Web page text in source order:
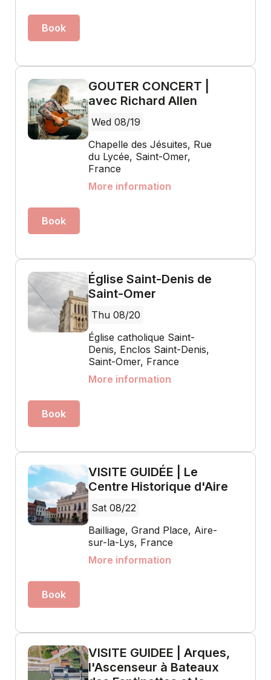
Book
GOUTER CONCERT |
avec Richard Allen
Wed 08/19
Chapelle des Jésuites, Rue
du Lycée, Saint-Omer,
France
More information
Book
Église Saint-Denis de
Saint-Omer
Thu 08/20
Église catholique Saint-
Denis, Enclos Saint-Denis,
Saint-Omer, France
More information
Book
VISITE GUIDÉE | Le
Centre Historique d'Aire
Sat 08/22
Bailliage, Grand Place, Aire-
sur-la-Lys, France
More information
Book
VISITE GUIDEE | Arques,
l'Ascenseur à Bateaux